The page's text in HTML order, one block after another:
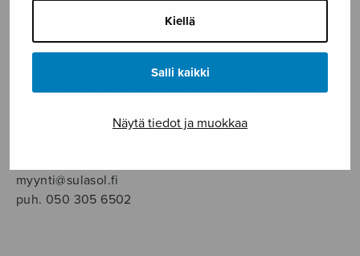
Kiellä
Salli kaikki
Näytä tiedot ja muokkaa
Sulasol nuottikauppa
ma–pe klo 10–16 tai sopimuksen mukaan
Tallberginkatu 1 B, 1,5 krs.
myynti@sulasol.fi
puh. 050 305 6502